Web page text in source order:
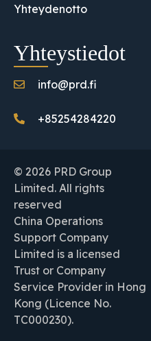
Yhteydenotto
Yhteystiedot
info@prd.fi
+85254284220
© 2026 PRD Group
Limited. All rights
reserved
China Operations
Support Company
Limited is a licensed
Trust or Company
Service Provider in Hong
Kong (Licence No.
TC000230).